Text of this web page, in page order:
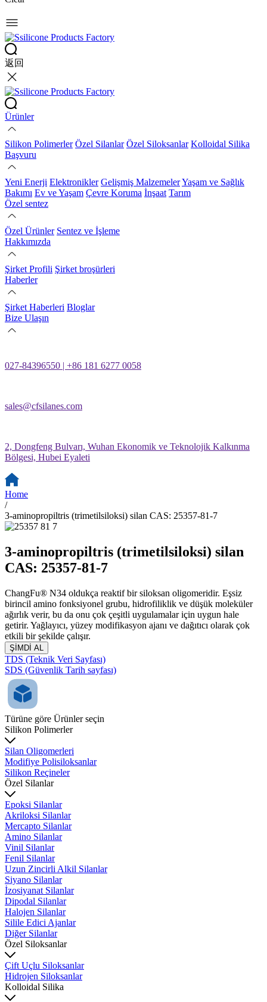
返回
Ürünler
Silikon Polimerler Özel Silanlar Özel Siloksanlar Kolloidal Silika
Başvuru
Yeni Enerji Elektronikler Gelişmiş MalzemelerYaşam ve Sağlık
Bakımı Ev ve Yaşam Çevre Koruma İnşaat Tarım
Özel sentez
Özel Ürünler Sentez ve İşleme
Hakkımızda
Şirket Profili Şirket broşürleri
Haberler
Şirket Haberleri Bloglar
Bize Ulaşın
027-84396550 | +86 181 6277 0058
sales@cfsilanes.com
2, Dongfeng Bulvarı, Wuhan Ekonomik ve Teknolojik Kalkınma
Bölgesi, Hubei Eyaleti
Home
/
3-aminopropiltris (trimetilsiloksi) silan CAS: 25357-81-7
3-aminopropiltris (trimetilsiloksi) silan
CAS: 25357-81-7
ChangFu® N34 oldukça reaktif bir siloksan oligomeridir. Eşsiz
birincil amino fonksiyonel grubu, hidrofiliklik ve düşük moleküler
ağırlık verir, bu da onu çok çeşitli uygulamalar için uygun hale
getirir. Yağlayıcı, yüzey modifikasyon ajanı ve dağıtıcı olarak çok
etkili bir şekilde çalışır.
ŞİMDİ AL
TDS (Teknik Veri Sayfası)
SDS (Güvenlik Tarih sayfası)
Türüne göre Ürünler seçin
Silikon Polimerler
Silan Oligomerleri
Modifiye Polisiloksanlar
Silikon Reçineler
Özel Silanlar
Epoksi Silanlar
Akriloksi Silanlar
Mercapto Silanlar
Amino Silanlar
Vinil Silanlar
Fenil Silanlar
Uzun Zincirli Alkil Silanlar
Siyano Silanlar
İzosiyanat Silanlar
Dipodal Silanlar
Halojen Silanlar
Silile Edici Ajanlar
Diğer Silanlar
Özel Siloksanlar
Çift Uçlu Siloksanlar
Hidrojen Siloksanlar
Kolloidal Silika